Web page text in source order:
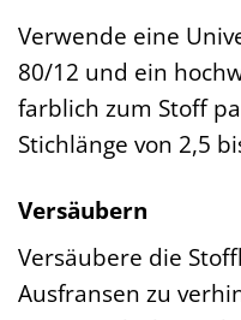
Verwende eine
80/12 und ein
farblich zum Stoff
Stichlänge von 2,5
Versäubern
Versäubere die
Ausfransen zu